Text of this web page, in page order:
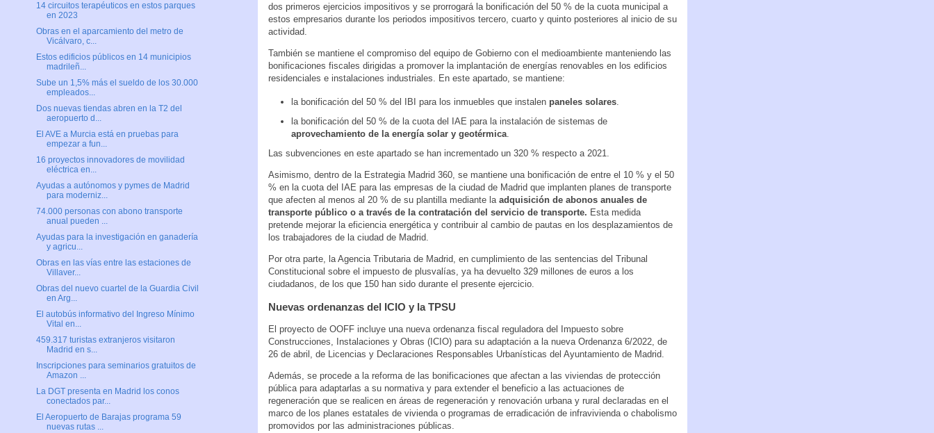
dos primeros ejercicios impositivos y se prorrogará la bonificación del 50 % de la cuota municipal a
estos empresarios durante los periodos impositivos tercero, cuarto y quinto posteriores al inicio de su
actividad.
También se mantiene el compromiso del equipo de Gobierno con el medioambiente manteniendo las
bonificaciones fiscales dirigidas a promover la implantación de energías renovables en los edificios
residenciales e instalaciones industriales. En este apartado, se mantiene:
la bonificación del 50 % del IBI para los inmuebles que instalen paneles solares.
la bonificación del 50 % de la cuota del IAE para la instalación de sistemas de
aprovechamiento de la energía solar y geotérmica.
Las subvenciones en este apartado se han incrementado un 320 % respecto a 2021.
Asimismo, dentro de la Estrategia Madrid 360, se mantiene una bonificación de entre el 10 % y el 50
% en la cuota del IAE para las empresas de la ciudad de Madrid que implanten planes de transporte
que afecten al menos al 20 % de su plantilla mediante la adquisición de abonos anuales de
transporte público o a través de la contratación del servicio de transporte. Esta medida
pretende mejorar la eficiencia energética y contribuir al cambio de pautas en los desplazamientos de
los trabajadores de la ciudad de Madrid.
Por otra parte, la Agencia Tributaria de Madrid, en cumplimiento de las sentencias del Tribunal
Constitucional sobre el impuesto de plusvalías, ya ha devuelto 329 millones de euros a los
ciudadanos, de los que 150 han sido durante el presente ejercicio.
Nuevas ordenanzas del ICIO y la TPSU
El proyecto de OOFF incluye una nueva ordenanza fiscal reguladora del Impuesto sobre
Construcciones, Instalaciones y Obras (ICIO) para su adaptación a la nueva Ordenanza 6/2022, de
26 de abril, de Licencias y Declaraciones Responsables Urbanísticas del Ayuntamiento de Madrid.
Además, se procede a la reforma de las bonificaciones que afectan a las viviendas de protección
pública para adaptarlas a su normativa y para extender el beneficio a las actuaciones de
regeneración que se realicen en áreas de regeneración y renovación urbana y rural declaradas en el
marco de los planes estatales de vivienda o programas de erradicación de infravivienda o chabolismo
promovidos por las administraciones públicas.
14 circuitos terapéuticos en estos parques
en 2023
Obras en el aparcamiento del metro de
Vicálvaro, c...
Estos edificios públicos en 14 municipios
madrileñ...
Sube un 1,5% más el sueldo de los 30.000
empleados...
Dos nuevas tiendas abren en la T2 del
aeropuerto d...
El AVE a Murcia está en pruebas para
empezar a fun...
16 proyectos innovadores de movilidad
eléctrica en...
Ayudas a autónomos y pymes de Madrid
para moderniz...
74.000 personas con abono transporte
anual pueden ...
Ayudas para la investigación en ganadería
y agricu...
Obras en las vías entre las estaciones de
Villaver...
Obras del nuevo cuartel de la Guardia Civil
en Arg...
El autobús informativo del Ingreso Mínimo
Vital en...
459.317 turistas extranjeros visitaron
Madrid en s...
Inscripciones para seminarios gratuitos de
Amazon ...
La DGT presenta en Madrid los conos
conectados par...
El Aeropuerto de Barajas programa 59
nuevas rutas ...